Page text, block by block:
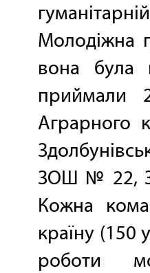
Молодіжна
вона була
приймали
Аграрного
ЗОШ №
Кожна
країну (150
роботи